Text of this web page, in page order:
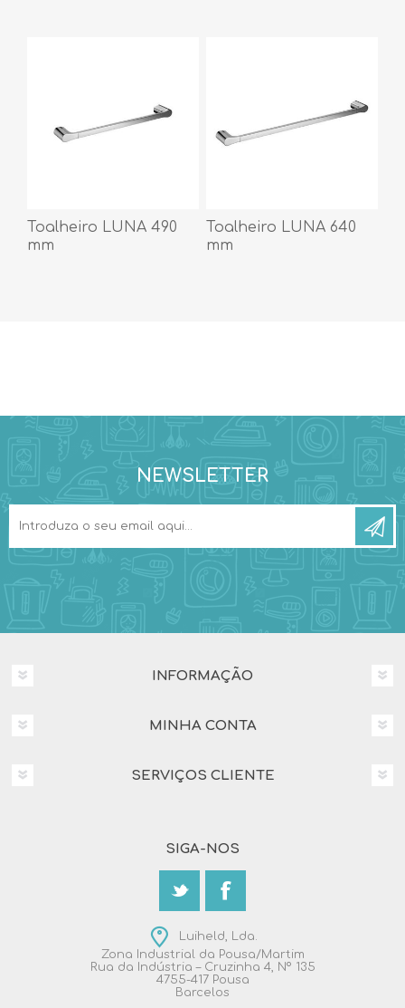
Toalheiro LUNA 490
mm
Toalheiro LUNA 640
mm
NEWSLETTER
INFORMAÇÃO
MINHA CONTA
SERVIÇOS CLIENTE
SIGA-NOS
Luiheld, Lda.
Zona Industrial da Pousa/Martim
Rua da Indústria – Cruzinha 4, Nº 135
4755-417 Pousa
Barcelos